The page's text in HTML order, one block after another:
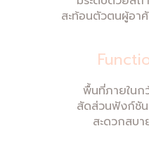
สะท้อนตัวตนผู้อา
พื้นที่ภายในก
สัดส่วนฟังก์ชัน
สะดวกสบ